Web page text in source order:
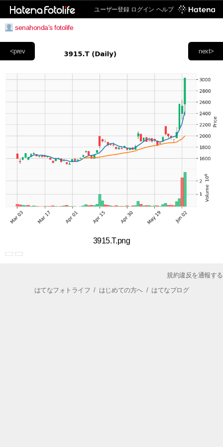
ユーザー登録 ログイン ヘルプ
senahonda's fotolife
next>
<prev
3915.T.png
規約違反を通報する
はてなフォトライフ / はじめての方へ/ はてなブログ